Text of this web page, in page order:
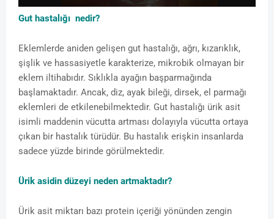
Gut hastalığı nedir?
Eklemlerde aniden gelişen gut hastalığı, ağrı, kızarıklık,
şişlik ve hassasiyetle karakterize, mikrobik olmayan bir
eklem iltihabıdır. Sıklıkla ayağın başparmağında
başlamaktadır. Ancak, diz, ayak bileği, dirsek, el parmağı
eklemleri de etkilenebilmektedir. Gut hastalığı ürik asit
isimli maddenin vücutta artması dolayıyla vücutta ortaya
çıkan bir hastalık türüdür. Bu hastalık erişkin insanlarda
sadece yüzde birinde görülmektedir.
Ürik asidin düzeyi neden artmaktadır?
Ürik asit miktarı bazı protein içeriği yönünden zengin